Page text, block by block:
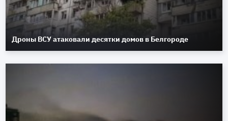
Дроны ВСУ атаковали десятки домов в Белгороде